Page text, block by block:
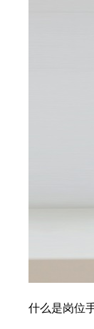
什么是岗位